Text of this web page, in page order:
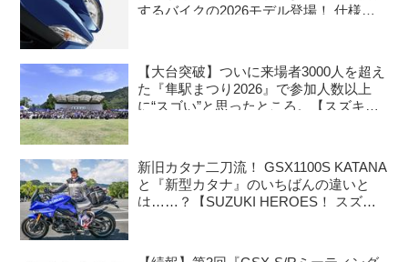
するバイクの2026モデル登場！ 仕様変
のバイク！ の新車ニュース】
【大台突破】ついに来場者3000人を超え
た『隼駅まつり2026』で参加人数以上
に“スゴい”と思ったところ。【スズキの
新旧カタナ二刀流！ GSX1100S KATANA
と『新型カタナ』のいちばんの違いと
は……？【SUZUKI HEROES！ スズキ